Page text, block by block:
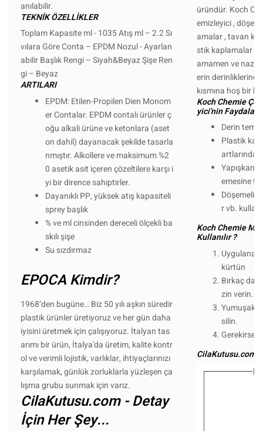
anılabilir.
TEKNİK ÖZELLİKLER
Toplam Kapasite ml - 1035 Atış ml – 2.2 Sı
vılara Göre Conta – EPDM Nozul - Ayarlan
abilir Başlık Rengi – Siyah&Beyaz Şişe Ren
gi – Beyaz
ARTILARI
EPDM: Etilen-Propilen Dien Monom
er Contalar. EPDM contalı ürünler ç
oğu alkali ürüne ve ketonlara (aset
on dahil) dayanacak şekilde tasarla
nmıştır. Alkollere ve maksimum %2
0 asetik asit içeren çözeltilere karşı i
yi bir dirence sahiptirler.
Dayanıklı PP, yüksek atış kapasiteli
sprey başlık
% ve ml cinsinden dereceli ölçekli ba
skılı şişe
Su sızdırmaz
EPOCA Kimdir?
1968’den bugüne… Biz 50 yılı aşkın süredir
plastik ürünler üretiyoruz ve her gün daha
iyisini üretmek için çalışıyoruz. İtalyan tas
arımı bir ürün, İtalya'da üretim, kalite kontr
ol ve verimli lojistik, varlıklar, ihtiyaçlarınızı
karşılamak, günlük zorluklarla yüzleşen ça
lışma grubu sunmak için varız.
CilaKutusu.com - Detay
İçin Her Şey...
üründür. Koch
emizleyici ,
amalar , tavan
stik kaplamalar
amamen ve
erin
kısmına hoş bir
Koch Chemie
yici'nin Faydaları
Derin
Plastik
artlarında
Yapışkan
emesine
Döşemeli
r vb.
Koch Chemie
Kullanılır ?
kürtün
Birkaç
zin verin.
Yumuşak
silin.
Gerekirse
CilaKutusu.com